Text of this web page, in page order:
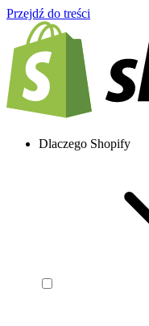
Przejdź do treści
Dlaczego Shopify